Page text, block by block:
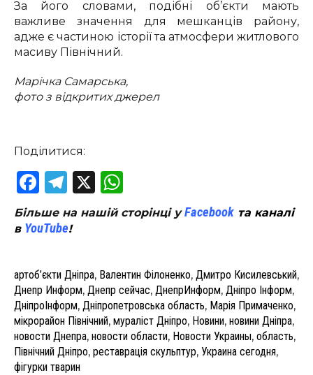
За його словами, подібні об’єкти мають
важливе значення для мешканців району,
адже є частиною історії та атмосфери житлового
масиву Північний.
Марічка Самарська,
фото з відкритих джерел
Поділитися:
Facebook
Telegram
X
Більше на нашій сторінці уFacebook та каналі
в YouTube!
артоб’єкти Дніпра, Валентин Філоненко, Дмитро Кисилевський,
Днепр Информ, Днепр сейчас, ДнепрИнформ, Дніпро Інформ,
ДніпроІнформ, Дніпропетровська область, Марія Примаченко,
мікрорайон Північний, мураліст Дніпро, Новини, новини Дніпра,
новости Днепра, новости области, Новости Украины, область,
Північний Дніпро, реставрація скульптур, Украина сегодня,
фігурки тварин